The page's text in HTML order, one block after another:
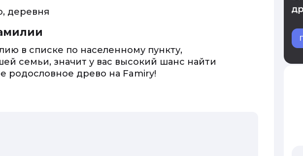
деревня
в списке по населенному пункту,
семьи, значит у вас высокий шанс найти
родословное древо на Famiry!